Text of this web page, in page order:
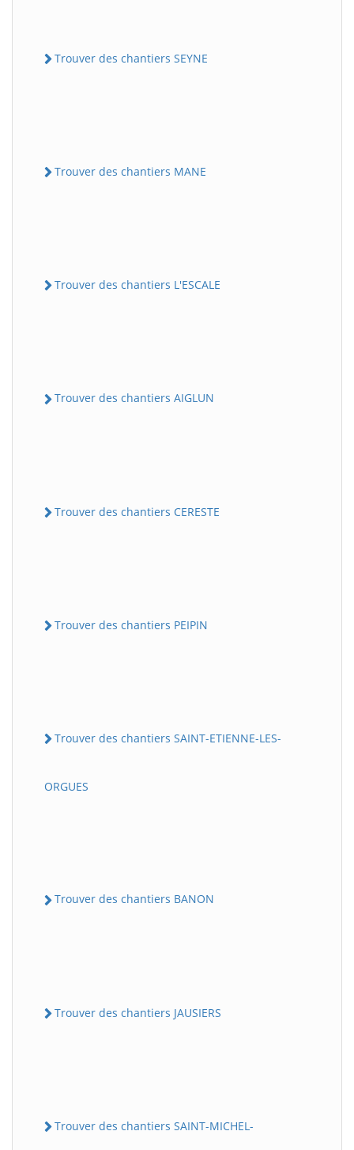
Trouver des chantiers SEYNE
Trouver des chantiers MANE
Trouver des chantiers L'ESCALE
Trouver des chantiers AIGLUN
Trouver des chantiers CERESTE
Trouver des chantiers PEIPIN
Trouver des chantiers SAINT-ETIENNE-LES-
ORGUES
Trouver des chantiers BANON
Trouver des chantiers JAUSIERS
Trouver des chantiers SAINT-MICHEL-